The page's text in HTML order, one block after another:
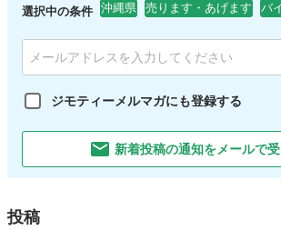
選択中の条件 沖縄県 売ります・あげます バ
ジモティーメルマガにも登録する
新着投稿の通知をメールで
投稿